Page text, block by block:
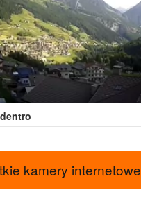
kamery internetowe